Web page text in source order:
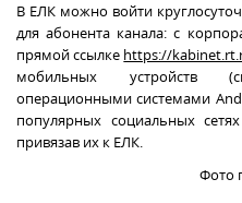
В ЕЛК можно войти
для абонента канала:с
прямой ссылке https://
мобильных устройств
операционными системами
популярных социальных
привязав их к ЕЛК.
Фото